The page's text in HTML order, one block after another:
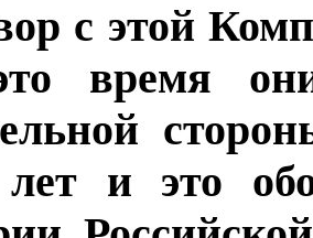
с этой
время они
лет и это